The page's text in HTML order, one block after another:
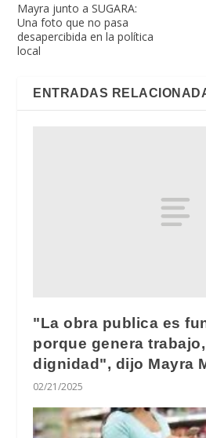
Mayra junto a SUGARA:
Una foto que no pasa
desapercibida en la política
local
ENTRADAS
"La obra publica es
porque genera
dignidad", dijo Mayra
02/21/2025